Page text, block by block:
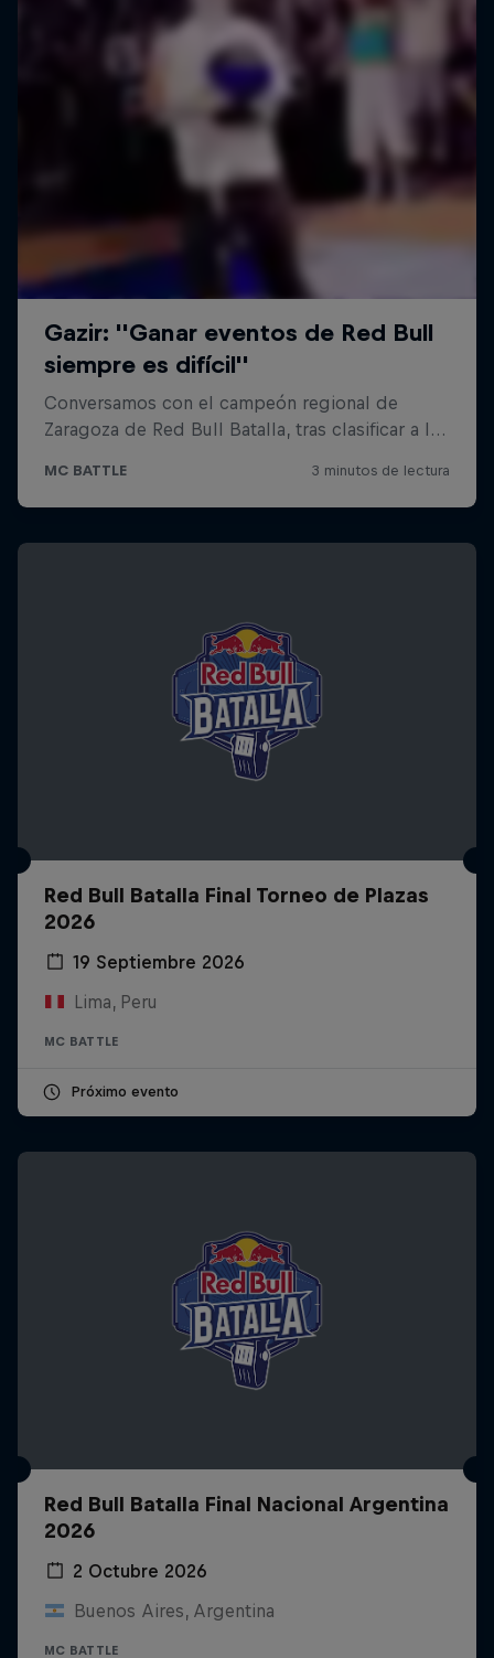
Red Bull Batalla Final Torneo de Plazas
2026
19 Septiembre 2026
Lima, Peru
MC BATTLE
Próximo evento
Red Bull Batalla Final Nacional Argentina
2026
2 Octubre 2026
Buenos Aires, Argentina
MC BATTLE